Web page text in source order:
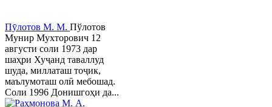
Пӯлотов М. М. Пўлотов
Мунир Мухторович 12
августи соли 1973 дар
шаҳри Хуҷанд таваллуд
шуда, миллаташ тоҷик,
маълумоташ олӣ мебошад.
Соли 1996 Донишгоҳи да...